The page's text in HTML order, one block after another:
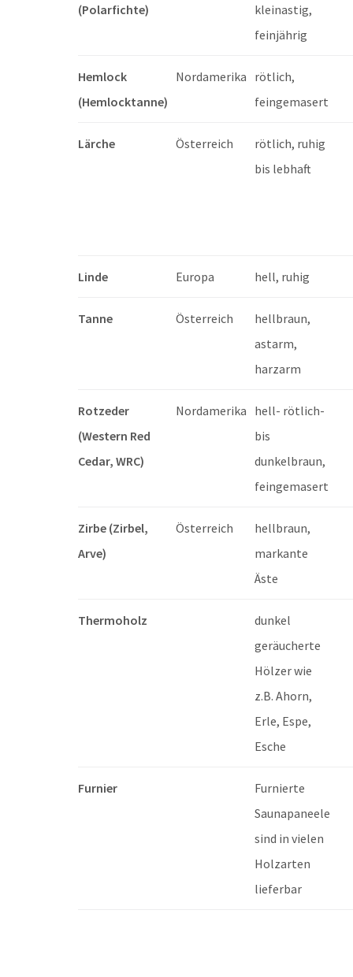
(Polarfichte)
kleinastig,
feinjährig
Hemlock
(Hemlocktanne)
Nordamerika rötlich,
feingemasert
Lärche Österreich
rötlich, ruhig
bis lebhaft
Linde Europa hell, ruhig
Tanne Österreich
hellbraun,
astarm,
harzarm
Rotzeder
(Western Red
Cedar, WRC)
Nordamerika hell- rötlich-
bis
dunkelbraun,
feingemasert
Zirbe (Zirbel,
Arve)
Österreich
hellbraun,
markante
Äste
Thermoholz
dunkel
geräucherte
Hölzer wie
z.B. Ahorn,
Erle, Espe,
Esche
Furnier
Furnierte
Saunapaneele
sind in vielen
Holzarten
lieferbar